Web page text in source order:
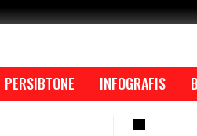
PERSIBTONE INFOGRAFIS